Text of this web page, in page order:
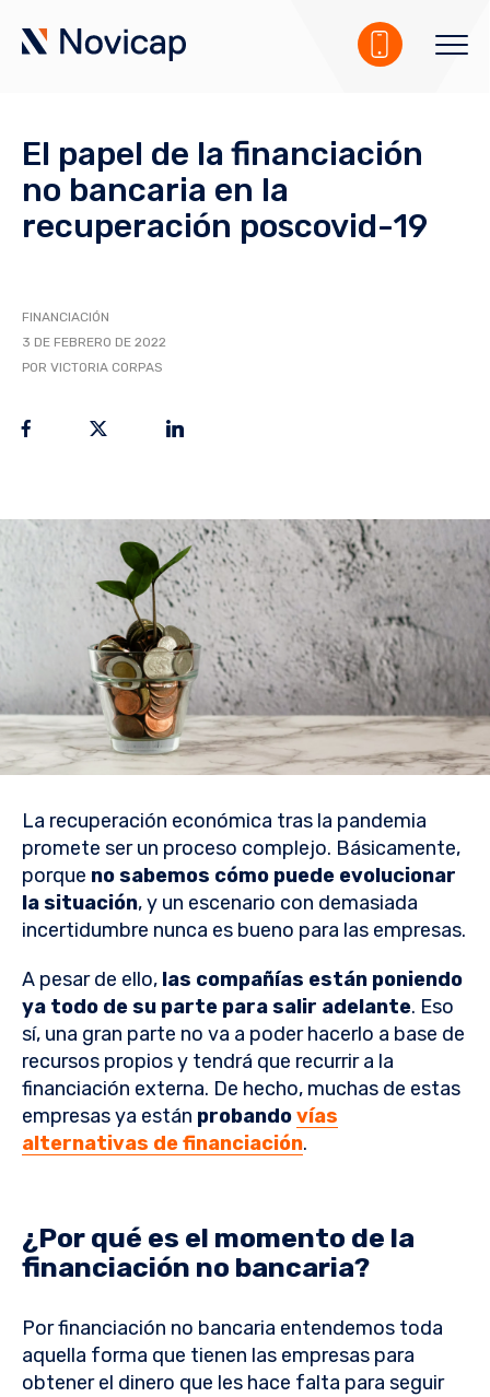
El papel de la financiación
no bancaria en la
recuperación poscovid-19
FINANCIACIÓN
3 DE FEBRERO DE 2022
POR VICTORIA CORPAS
La recuperación económica tras la pandemia
promete ser un proceso complejo. Básicamente,
porque no sabemos cómo puede evolucionar
la situación, y un escenario con demasiada
incertidumbre nunca es bueno para las empresas.
A pesar de ello, las compañías están poniendo
ya todo de su parte para salir adelante. Eso
sí, una gran parte no va a poder hacerlo a base de
recursos propios y tendrá que recurrir a la
financiación externa. De hecho, muchas de estas
empresas ya están probandovías
alternativas de financiación.
¿Por qué es el momento de la
financiación no bancaria?
Por financiación no bancaria entendemos toda
aquella forma que tienen las empresas para
obtener el dinero que les hace falta para seguir